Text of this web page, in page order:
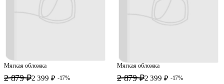
Мягкая обложка
2 879 ₽2 399 ₽ -17%
Мягкая обложка
2 879 ₽2 399 ₽ -17%